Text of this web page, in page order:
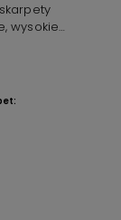
wysokie